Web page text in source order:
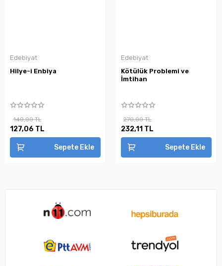
Edebiyat
Hilye-i Enbiya
140,00 TL
127,06 TL
Sepete Ekle
Edebiyat
Kötülük Problemi ve
İmtihan
270,00 TL
232,11 TL
Sepete Ekle